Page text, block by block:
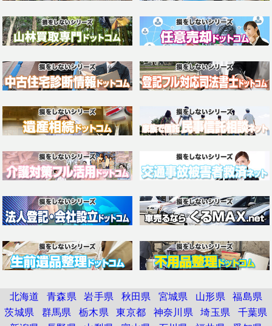
北海道 青森県 岩手県 秋田県 宮城県 山形県 福島県
茨城県 群馬県 栃木県 東京都 神奈川県 埼玉県 千葉県